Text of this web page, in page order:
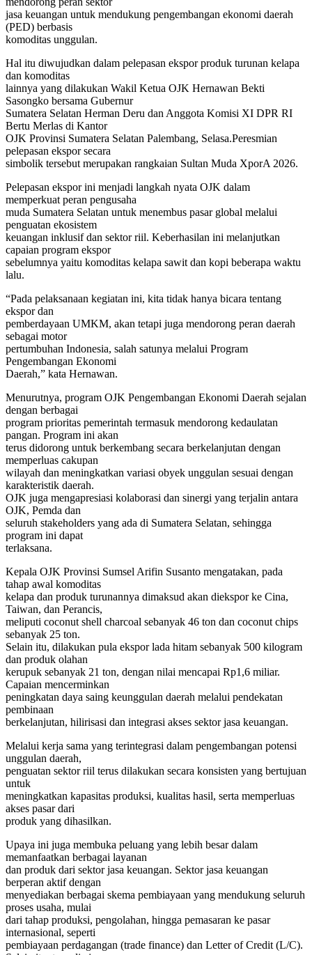
jasa keuangan untuk mendukung pengembangan ekonomi daerah
(PED) berbasis
komoditas unggulan.
Hal itu diwujudkan dalam pelepasan ekspor produk turunan kelapa
dan komoditas
lainnya yang dilakukan Wakil Ketua OJK Hernawan Bekti
Sasongko bersama Gubernur
Sumatera Selatan Herman Deru dan Anggota Komisi XI DPR RI
Bertu Merlas di Kantor
OJK Provinsi Sumatera Selatan Palembang, Selasa.Peresmian
pelepasan ekspor secara
simbolik tersebut merupakan rangkaian Sultan Muda XporA 2026.
Pelepasan ekspor ini menjadi langkah nyata OJK dalam
memperkuat peran pengusaha
muda Sumatera Selatan untuk menembus pasar global melalui
penguatan ekosistem
keuangan inklusif dan sektor riil. Keberhasilan ini melanjutkan
capaian program ekspor
sebelumnya yaitu komoditas kelapa sawit dan kopi beberapa waktu
lalu.
“Pada pelaksanaan kegiatan ini, kita tidak hanya bicara tentang
ekspor dan
pemberdayaan UMKM, akan tetapi juga mendorong peran daerah
sebagai motor
pertumbuhan Indonesia, salah satunya melalui Program
Pengembangan Ekonomi
Daerah,” kata Hernawan.
Menurutnya, program OJK Pengembangan Ekonomi Daerah sejalan
dengan berbagai
program prioritas pemerintah termasuk mendorong kedaulatan
pangan. Program ini akan
terus didorong untuk berkembang secara berkelanjutan dengan
memperluas cakupan
wilayah dan meningkatkan variasi obyek unggulan sesuai dengan
karakteristik daerah.
OJK juga mengapresiasi kolaborasi dan sinergi yang terjalin antara
OJK, Pemda dan
seluruh stakeholders yang ada di Sumatera Selatan, sehingga
program ini dapat
terlaksana.
Kepala OJK Provinsi Sumsel Arifin Susanto mengatakan, pada
tahap awal komoditas
kelapa dan produk turunannya dimaksud akan diekspor ke Cina,
Taiwan, dan Perancis,
meliputi coconut shell charcoal sebanyak 46 ton dan coconut chips
sebanyak 25 ton.
Selain itu, dilakukan pula ekspor lada hitam sebanyak 500 kilogram
dan produk olahan
kerupuk sebanyak 21 ton, dengan nilai mencapai Rp1,6 miliar.
Capaian mencerminkan
peningkatan daya saing keunggulan daerah melalui pendekatan
pembinaan
berkelanjutan, hilirisasi dan integrasi akses sektor jasa keuangan.
Melalui kerja sama yang terintegrasi dalam pengembangan potensi
unggulan daerah,
penguatan sektor riil terus dilakukan secara konsisten yang bertujuan
untuk
meningkatkan kapasitas produksi, kualitas hasil, serta memperluas
akses pasar dari
produk yang dihasilkan.
Upaya ini juga membuka peluang yang lebih besar dalam
memanfaatkan berbagai layanan
dan produk dari sektor jasa keuangan. Sektor jasa keuangan
berperan aktif dengan
menyediakan berbagai skema pembiayaan yang mendukung seluruh
proses usaha, mulai
dari tahap produksi, pengolahan, hingga pemasaran ke pasar
internasional, seperti
pembiayaan perdagangan (trade finance) dan Letter of Credit (L/C).